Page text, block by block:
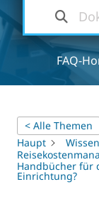
FAQ-
< Alle Themen
Haupt
Handbücher für
Einrichtung?